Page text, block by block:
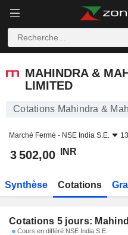
MAHINDRA &
MAHINDRA &
LIMITED
Cotations Mahindra &
Marché Fermé - NSE India S.E.
3 502,00 INR
Synthèse Cotations
Cotations 5 jours:
Cours en différé NSE India S.E.